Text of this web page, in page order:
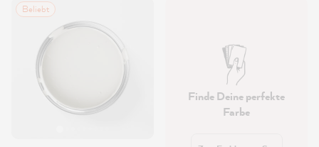
Beliebt
Finde Deine perfekte
Farbe